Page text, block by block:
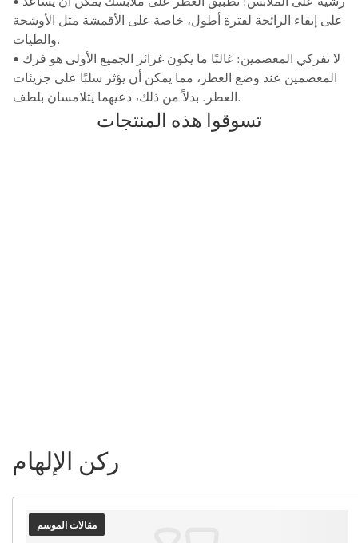
على إبقاء الرائحة لفترة أطول، خاصة على الأقمشة مثل الأوشحة
والطيات.
• لا تفركي المعصمين: غالبًا ما يكون غرائز الجميع الأولى هو فرك
المعصمين عند وضع العطر، مما يمكن أن يؤثر سلبًا على جزيئات
العطر. بدلاً من ذلك، دعيهما يتلامسان بلطف.
تسوقوا هذه المنتجات
ركن الإلهام
مقالات الموسم